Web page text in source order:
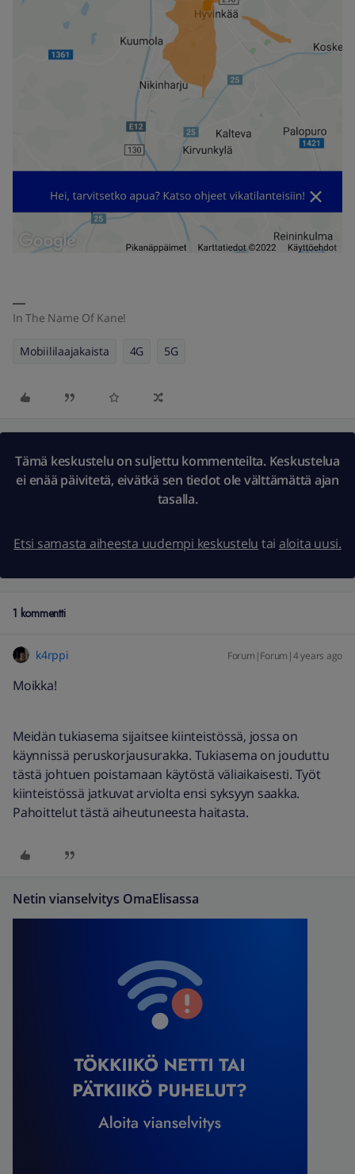
In The Name Of Kane!
Mobiililaajakaista 4G 5G
Tämä keskustelu on suljettu kommenteilta. Keskustelua
ei enää päivitetä, eivätkä sen tiedot ole välttämättä ajan
tasalla.
Etsi samasta aiheesta uudempi keskustelu tai aloita uusi.
1 kommentti
k4rppi Forum|Forum|4 years ago
Moikka!
Meidän tukiasema sijaitsee kiinteistössä, jossa on
käynnissä peruskorjausurakka. Tukiasema on jouduttu
tästä johtuen poistamaan käytöstä väliaikaisesti. Työt
kiinteistössä jatkuvat arviolta ensi syksyyn saakka.
Pahoittelut tästä aiheutuneesta haitasta.
Netin vianselvitys OmaElisassa